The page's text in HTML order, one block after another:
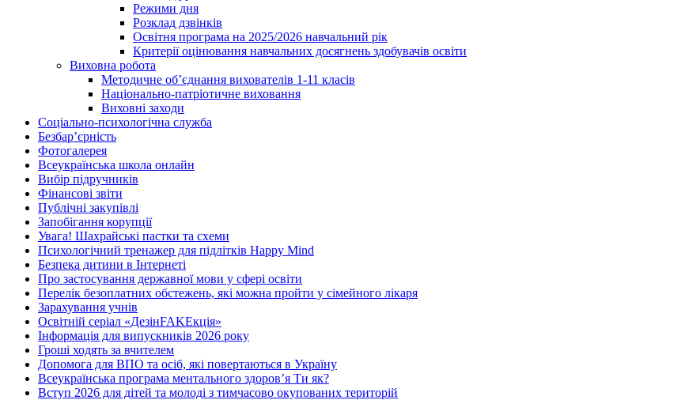
Режими дня
Розклад дзвінків
Освітня програма на 2025/2026 навчальний рік
Критерії оцінювання навчальних досягнень здобувачів освіти
Виховна робота
Методичне об’єднання вихователів 1-11 класів
Національно-патріотичне виховання
Виховні заходи
Соціально-психологічна служба
Безбар’єрність
Фотогалерея
Всеукраїнська школа онлайн
Вибір підручників
Фінансові звіти
Публічні закупівлі
Запобігання корупції
Увага! Шахрайські пастки та схеми
Психологічний тренажер для підлітків Happy Mind
Безпека дитини в Інтернеті
Про застосування державної мови у сфері освіти
Перелік безоплатних обстежень, які можна пройти у сімейного лікаря
Зарахування учнів
Освітній серіал «ДезінFAKEкція»
Інформація для випускників 2026 року
Гроші ходять за вчителем
Допомога для ВПО та осіб, які повертаються в Україну
Всеукраїнська програма ментального здоров’я Ти як?
Вступ 2026 для дітей та молоді з тимчасово окупованих територій